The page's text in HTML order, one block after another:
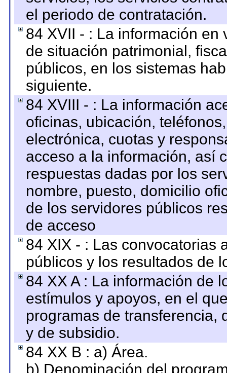
el periodo de contratación.
84 XVII - : La información
de situación patrimonial,
públicos, en los sistemas
siguiente.
84 XVIII - : La información
oficinas, ubicación,
electrónica, cuotas y
acceso a la información, así
respuestas dadas por los
nombre, puesto, domicilio
de los servidores públicos
de acceso
84 XIX - : Las convocatorias
públicos y los resultados de
84 XX A : La información de
estímulos y apoyos, en el
programas de transferencia,
y de subsidio.
84 XX B : a) Área.
b) Denominación del